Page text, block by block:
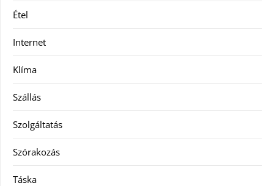
Étel
Internet
Klíma
Szállás
Szolgáltatás
Szórakozás
Táska